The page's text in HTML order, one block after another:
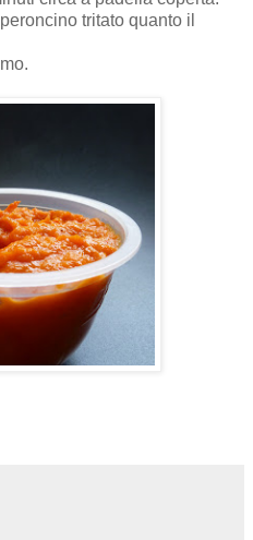
tritato quanto il